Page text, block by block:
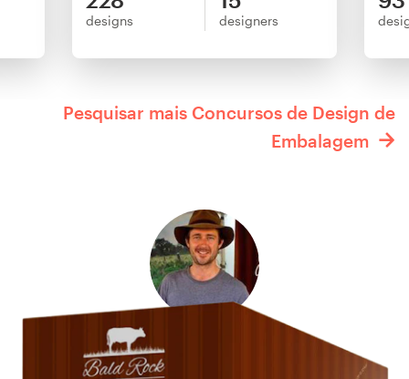
designs designers
Pesquisar mais Concursos de Design de
Embalagem